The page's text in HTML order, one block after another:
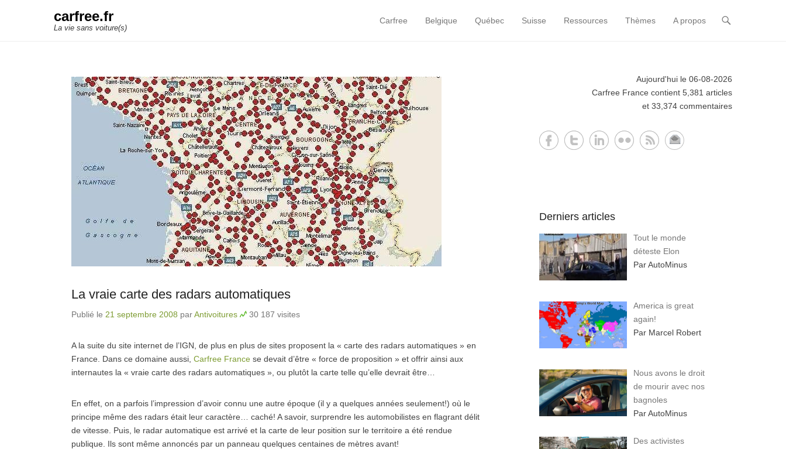
carfree.fr
La vie sans voiture(s)
Primary Menu
Skip to content
Carfree Belgique Québec Suisse Ressources Thèmes A propos
La vraie carte des radars automatiques
Publié le 21 septembre 2008 parAntivoitures 30 187 visites
A la suite du site internet de l’IGN, de plus en plus de sites proposent la « carte des radars automatiques » en
France. Dans ce domaine aussi, Carfree France se devait d’être « force de proposition » et offrir ainsi aux
internautes la « vraie carte des radars automatiques », ou plutôt la carte telle qu’elle devrait être…
En effet, on a parfois l’impression d’avoir connu une autre époque (il y a quelques années seulement!) où le
principe même des radars était leur caractère… caché! A savoir, surprendre les automobilistes en flagrant délit
de vitesse. Puis, le radar automatique est arrivé et la carte de leur position sur le territoire a été rendue
publique. Ils sont même annoncés par un panneau quelques centaines de mètres avant!
Aujourd'hui le 06-08-2026
Carfree France contient 5,381 articles
et 33,374 commentaires
Derniers articles
Tout le monde
déteste Elon
Par AutoMinus
America is great
again!
Par Marcel Robert
Nous avons le droit
de mourir avec nos
bagnoles
Par AutoMinus
Des activistes